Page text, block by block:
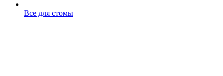
Все для стомы